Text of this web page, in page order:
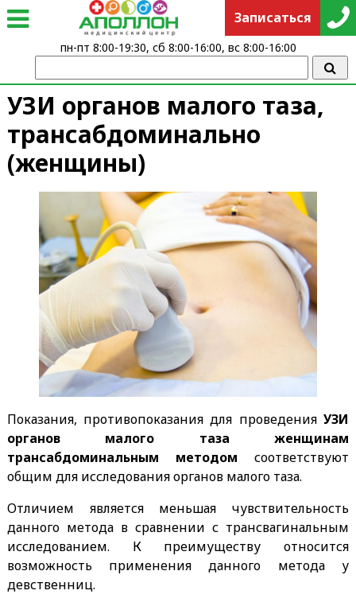
УЗИ органов малого таза,
трансабдоминально
(женщины)
Показания, противопоказания для проведенияУЗИ
органов малого таза женщинам
трансабдоминальным методом соответствуют
общим для исследования органов малого таза.
Отличием является меньшая чувствительность
данного метода в сравнении с трансвагинальным
исследованием. К преимуществу относится
возможность применения данного метода у
девственниц.
Записаться
пн-пт 8:00-19:30, сб 8:00-16:00, вс 8:00-16:00